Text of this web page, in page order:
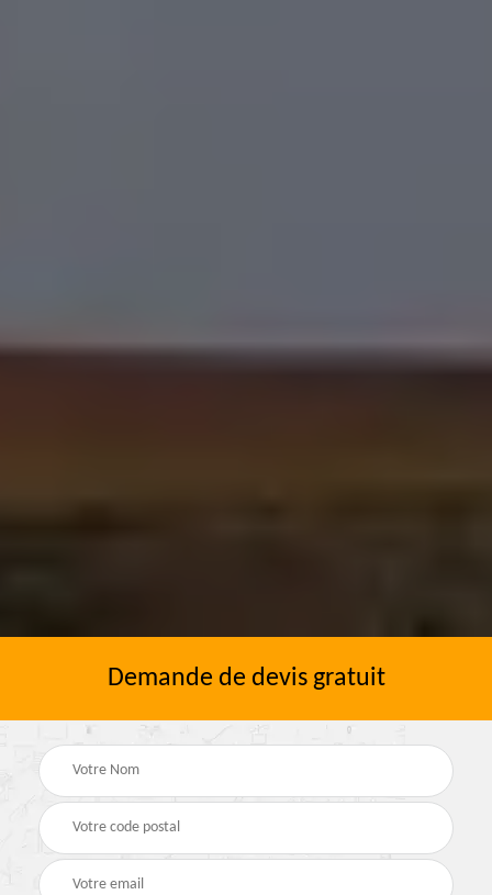
Demande de devis gratuit